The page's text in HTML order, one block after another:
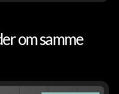
om samme